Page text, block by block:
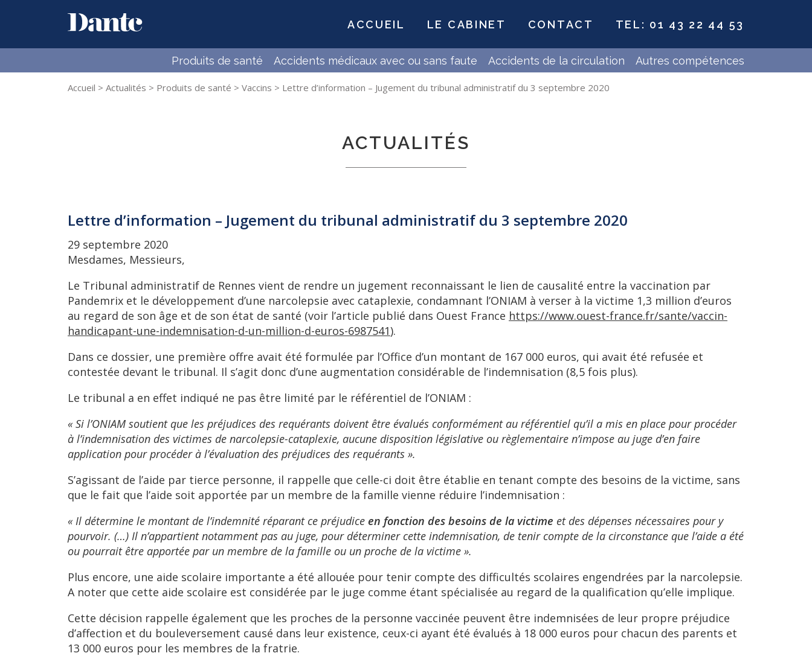
Skip to content
Dante ACCUEIL LE CABINET CONTACT TEL: 01 43 22 44 53
Produits de santé Accidents médicaux avec ou sans faute Accidents de la circulation Autres compétences
Accueil > Actualités > Produits de santé > Vaccins > Lettre d’information – Jugement du tribunal administratif du 3 septembre 2020
ACTUALITÉS
Lettre d’information – Jugement du tribunal administratif du 3 septembre 2020
29 septembre 2020
Mesdames, Messieurs,
Le Tribunal administratif de Rennes vient de rendre un jugement reconnaissant le lien de causalité entre la vaccination par
Pandemrix et le développement d’une narcolepsie avec cataplexie, condamnant l’ONIAM à verser à la victime 1,3 million d’euros
au regard de son âge et de son état de santé (voir l’article publié dans Ouest France https://www.ouest-france.fr/sante/vaccin-
handicapant-une-indemnisation-d-un-million-d-euros-6987541).
Dans ce dossier, une première offre avait été formulée par l’Office d’un montant de 167 000 euros, qui avait été refusée et
contestée devant le tribunal. Il s’agit donc d’une augmentation considérable de l’indemnisation (8,5 fois plus).
Le tribunal a en effet indiqué ne pas être limité par le référentiel de l’ONIAM :
« Si l’ONIAM soutient que les préjudices des requérants doivent être évalués conformément au référentiel qu’il a mis en place pour procéder
à l’indemnisation des victimes de narcolepsie-cataplexie, aucune disposition législative ou règlementaire n’impose au juge d’en faire
application pour procéder à l’évaluation des préjudices des requérants ».
S’agissant de l’aide par tierce personne, il rappelle que celle-ci doit être établie en tenant compte des besoins de la victime, sans
que le fait que l’aide soit apportée par un membre de la famille vienne réduire l’indemnisation :
« Il détermine le montant de l’indemnité réparant ce préjudice en fonction des besoins de la victime et des dépenses nécessaires pour y
pourvoir. (…) Il n’appartient notamment pas au juge, pour déterminer cette indemnisation, de tenir compte de la circonstance que l’aide a été
ou pourrait être apportée par un membre de la famille ou un proche de la victime ».
Plus encore, une aide scolaire importante a été allouée pour tenir compte des difficultés scolaires engendrées par la narcolepsie.
A noter que cette aide scolaire est considérée par le juge comme étant spécialisée au regard de la qualification qu’elle implique.
Cette décision rappelle également que les proches de la personne vaccinée peuvent être indemnisées de leur propre préjudice
d’affection et du bouleversement causé dans leur existence, ceux-ci ayant été évalués à 18 000 euros pour chacun des parents et
13 000 euros pour les membres de la fratrie.